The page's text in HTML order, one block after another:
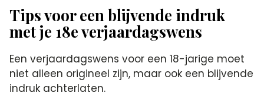
Tips voor een blijvende indruk
met je 18e verjaardagswens
Een verjaardagswens voor een 18-jarige moet
niet alleen origineel zijn, maar ook een blijvende
indruk achterlaten.​